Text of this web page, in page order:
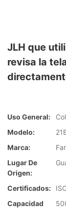
JLH que
revisa la
Uso General:
Modelo:
Marca:
Lugar De
Origen:
Certificados:
Capacidad